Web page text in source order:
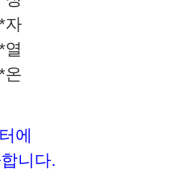
자
온
에
니다.